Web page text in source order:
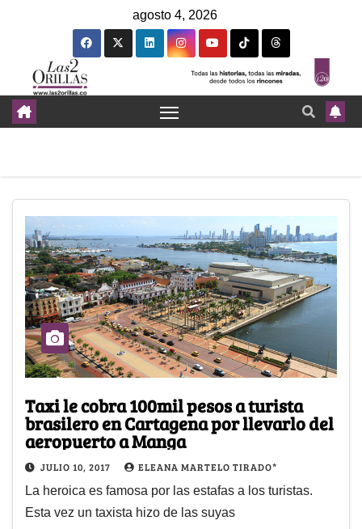
agosto 4, 2026
Taxi le cobra 100mil pesos a turista
brasilero en Cartagena por llevarlo del
aeropuerto a Manga
JULIO 10, 2017 ELEANA MARTELO TIRADO*
La heroica es famosa por las estafas a los turistas.
Esta vez un taxista hizo de las suyas